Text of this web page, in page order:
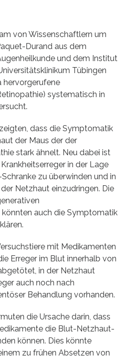
von Wissenschaftlern um
Durand aus dem
und dem Institut
Tübingen
hervorgerufene
systematisch in
dass die Symptomatik
der Maus der der
stark ähnelt. Neu dabei ist
in der Lage
zu überwinden und in
Netzhaut einzudringen. Die
auch die Symptomatik
mit Medikamenten
Erreger im Blut innerhalb von
in der Netzhaut
auch noch nach
Behandlung vorhanden.
die Ursache darin, dass
die Blut-Netzhaut-
können. Dies könnte
zu frühen Absetzen von